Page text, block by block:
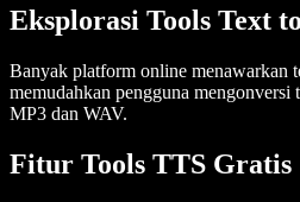
Eksplorasi Tools Text
Banyak platform online menawarkan
memudahkan pengguna mengonversi
MP3 dan WAV.
Fitur Tools TTS Gratis